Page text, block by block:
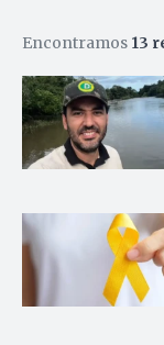
Encontramos 13